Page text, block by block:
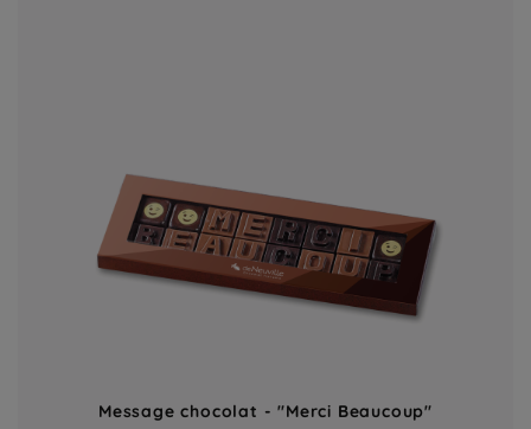
Message chocolat - "Merci Beaucoup"